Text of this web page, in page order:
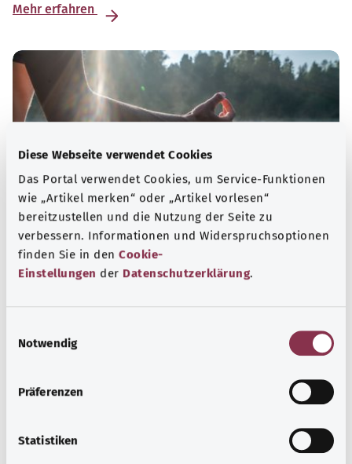
Diese Webseite verwendet Cookies
Das Portal verwendet Cookies, um Service-Funktionen
wie „Artikel merken“ oder „Artikel vorlesen“
bereitzustellen und die Nutzung der Seite zu
verbessern. Informationen und Widerspruchsoptionen
finden Sie in den Cookie-
Einstellungen der Datenschutzerklärung.
Notwendig
Präferenzen
Statistiken
Mehr erfahren
Psyche und Wohlbefinden
Maßnahmen Stress und Belastungen des Alltags zu
bewältigen, das eigene Wohbefinden zu steigern oder zur
Ruhe zu kommen.